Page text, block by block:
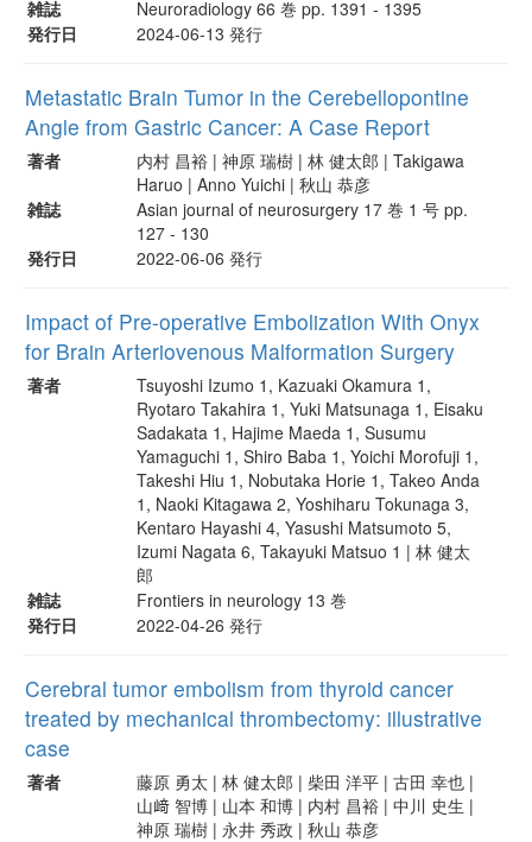
雑誌
Neuroradiology 66 巻 pp. 1391 - 1395
発行日
2024-06-13 発行
Metastatic Brain Tumor in the Cerebellopontine
Angle from Gastric Cancer: A Case Report
著者
内村 昌裕 | 神原 瑞樹 | 林 健太郎 | Takigawa
Haruo | Anno Yuichi | 秋山 恭彦
雑誌
Asian journal of neurosurgery 17 巻 1 号 pp.
127 - 130
発行日
2022-06-06 発行
Impact of Pre-operative Embolization With Onyx
for Brain Arteriovenous Malformation Surgery
著者
Tsuyoshi Izumo 1, Kazuaki Okamura 1,
Ryotaro Takahira 1, Yuki Matsunaga 1, Eisaku
Sadakata 1, Hajime Maeda 1, Susumu
Yamaguchi 1, Shiro Baba 1, Yoichi Morofuji 1,
Takeshi Hiu 1, Nobutaka Horie 1, Takeo Anda
1, Naoki Kitagawa 2, Yoshiharu Tokunaga 3,
Kentaro Hayashi 4, Yasushi Matsumoto 5,
Izumi Nagata 6, Takayuki Matsuo 1 | 林 健太
郎
雑誌
Frontiers in neurology 13 巻
発行日
2022-04-26 発行
Cerebral tumor embolism from thyroid cancer
treated by mechanical thrombectomy: illustrative
case
著者
藤原 勇太 | 林 健太郎 | 柴田 洋平 | 古田 幸也 |
山﨑 智博 | 山本 和博 | 内村 昌裕 | 中川 史生 |
神原 瑞樹 | 永井 秀政 | 秋山 恭彦